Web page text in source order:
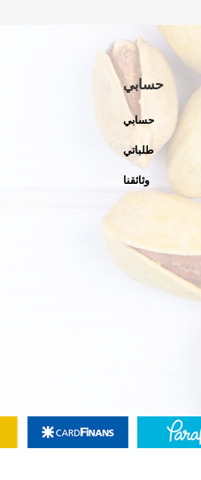
حسابي
حسابي
طلباتي
وثائقنا